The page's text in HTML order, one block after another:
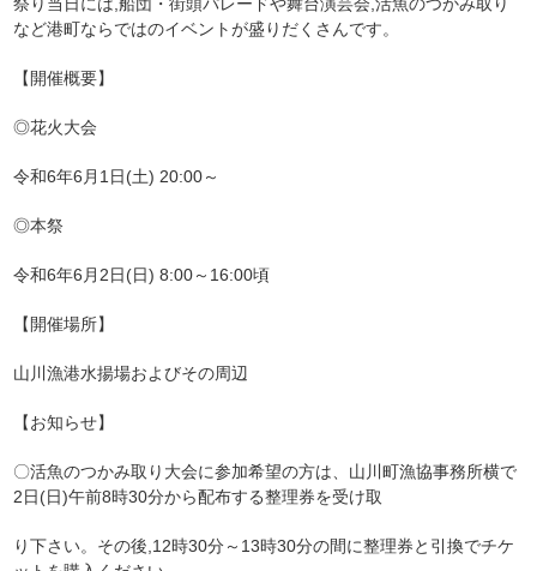
など港町ならではのイベントが盛りだくさんです。
【開催概要】
◎花火大会
令和6年6月1日(土) 20:00～
◎本祭
令和6年6月2日(日) 8:00～16:00頃
【開催場所】
山川漁港水揚場およびその周辺
【お知らせ】
〇活魚のつかみ取り大会に参加希望の方は、山川町漁協事務所横で
2日(日)午前8時30分から配布する整理券を受け取
り下さい。 その後,12時30分～13時30分の間に整理券と引換でチケ